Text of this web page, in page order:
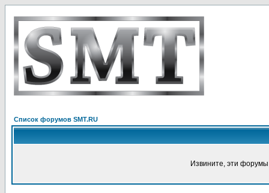
Список форумов SMT.RU
Извините, эти